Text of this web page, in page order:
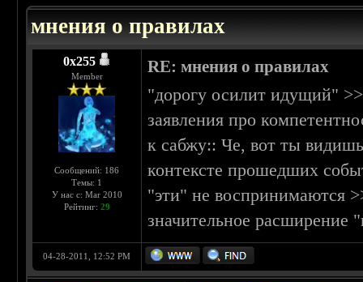
мнения о правилах
0х255
Member
Сообщений: 186
Темы: 1
У нас с: Mar 2010
Рейтинг: 29
RE: мнения о правилах
"дорогу осилит идущий"
заявления про
к сабжу:: Че, вот ты
контексте прошедших
"эти" не воспринимаются
значительное расширение
04-28-2011, 12:52 PM